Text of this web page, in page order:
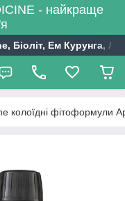
- найкраще
Біоліт, Ем Курунга,
колоїдні фітоформули